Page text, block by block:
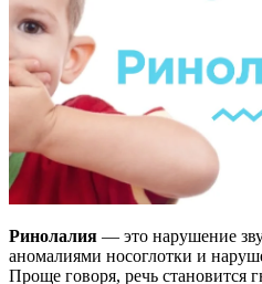
Ринолалия — это нарушение
аномалиями носоглотки и
Проще говоря, речь становится